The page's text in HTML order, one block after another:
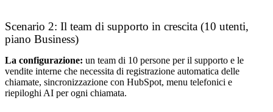
Scenario 2: Il team di supporto in crescita (10 utenti,
piano Business)
La configurazione: un team di 10 persone per il supporto e le
vendite interne che necessita di registrazione automatica delle
chiamate, sincronizzazione con HubSpot, menu telefonici e
riepiloghi AI per ogni chiamata.